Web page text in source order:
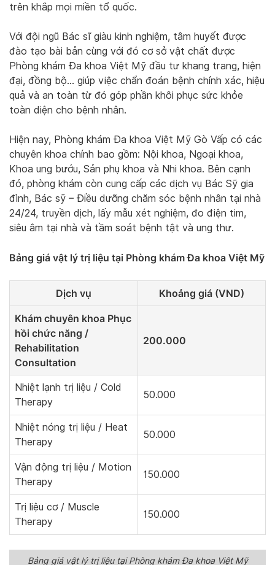
trên khắp mọi miền tổ quốc.
Với đội ngũ Bác sĩ giàu kinh nghiệm, tâm huyết được
đào tạo bài bản cùng với đó cơ sở vật chất được
Phòng khám Đa khoa Việt Mỹ đầu tư khang trang, hiện
đại, đồng bộ… giúp việc chẩn đoán bệnh chính xác, hiệu
quả và an toàn từ đó góp phần khôi phục sức khỏe
toàn diện cho bệnh nhân.
Hiện nay, Phòng khám Đa khoa Việt Mỹ Gò Vấp có các
chuyên khoa chính bao gồm: Nội khoa, Ngoại khoa,
Khoa ung bướu, Sản phụ khoa và Nhi khoa. Bên cạnh
đó, phòng khám còn cung cấp các dịch vụ Bác Sỹ gia
đình, Bác sỹ – Điều dưỡng chăm sóc bệnh nhân tại nhà
24/24, truyền dịch, lấy mẫu xét nghiệm, đo điện tim,
siêu âm tại nhà và tầm soát bệnh tật và ung thư.
Bảng giá vật lý trị liệu tại Phòng khám Đa khoa Việt Mỹ
Dịch vụ Khoảng giá (VND)
Khám chuyên khoa Phục
hồi chức năng /
Rehabilitation
Consultation
200.000
Nhiệt lạnh trị liệu / Cold
Therapy
50.000
Nhiệt nóng trị liệu / Heat
Therapy
50.000
Vận động trị liệu / Motion
Therapy
150.000
Trị liệu cơ / Muscle
Therapy
150.000
Bảng giá vật lý trị liệu tại Phòng khám Đa khoa Việt Mỹ